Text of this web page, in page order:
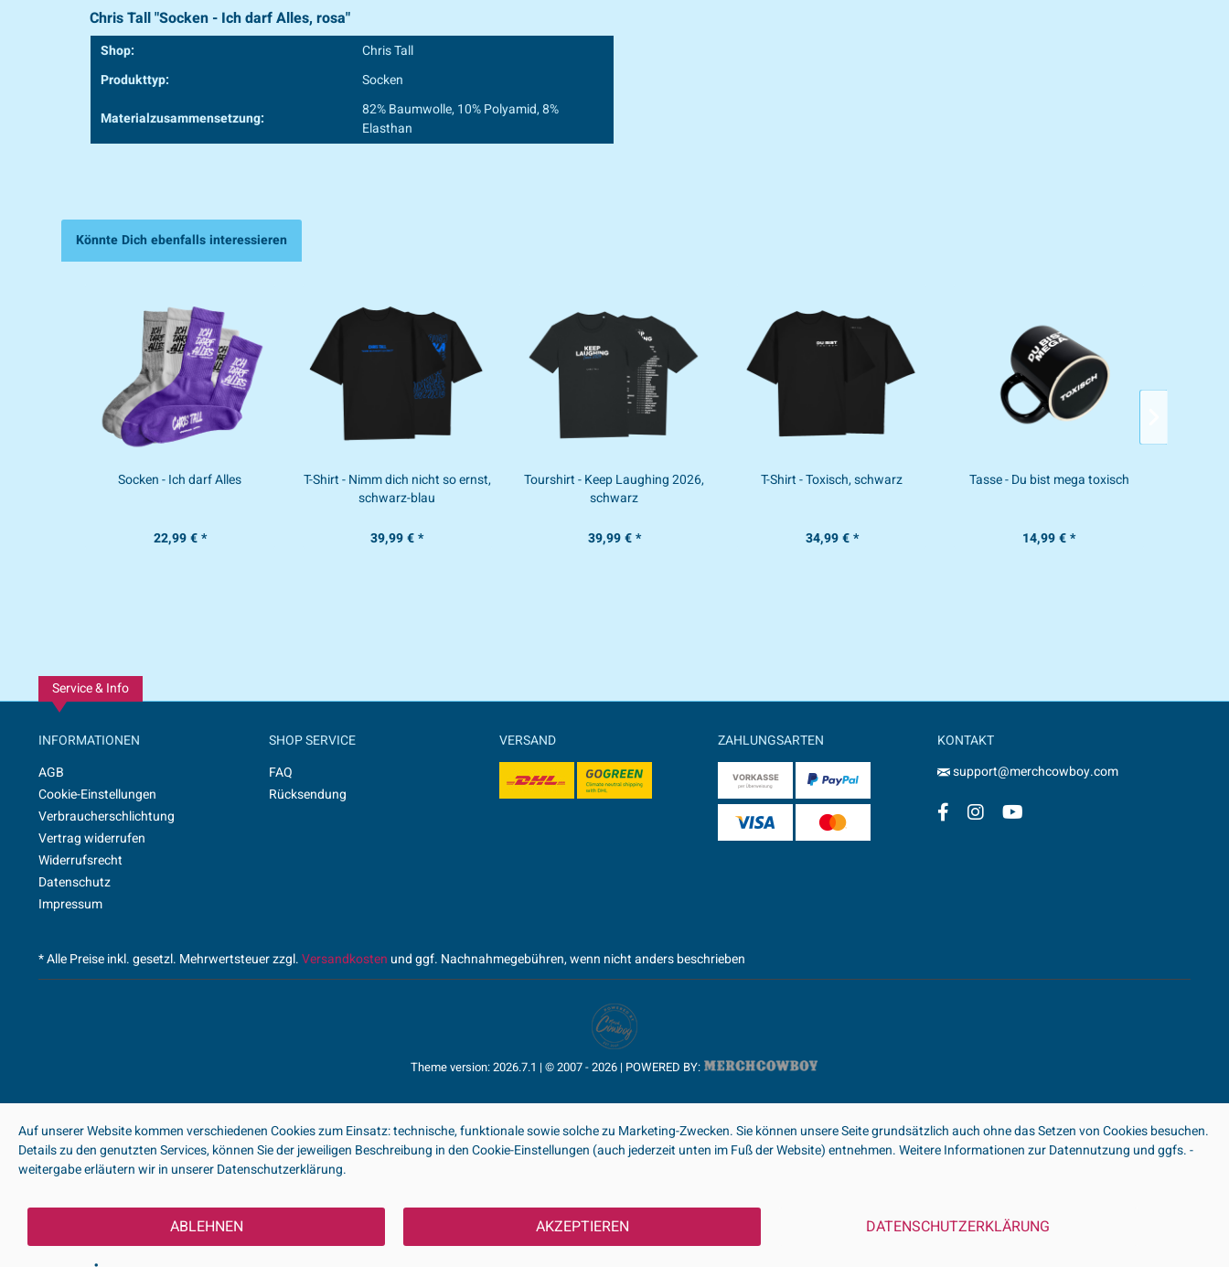
Chris Tall "Socken - Ich darf Alles, rosa"
Shop:
Chris Tall
Produkttyp:
Socken
Materialzusammensetzung:
82% Baumwolle, 10% Polyamid, 8%
Elasthan
Könnte Dich ebenfalls interessieren
Socken - Ich darf Alles
22,99 € *
T-Shirt - Nimm dich nicht so ernst,
schwarz-blau
39,99 € *
Tourshirt - Keep Laughing 2026,
schwarz
39,99 € *
T-Shirt - Toxisch, schwarz
34,99 € *
Tasse - Du bist mega toxisch
14,99 € *
Service & Info
INFORMATIONEN
AGB
Cookie-Einstellungen
Verbraucherschlichtung
Vertrag widerrufen
Widerrufsrecht
Datenschutz
Impressum
SHOP SERVICE
FAQ
Rücksendung
VERSAND ZAHLUNGSARTEN
KONTAKT
support@merchcowboy.com
* Alle Preise inkl. gesetzl. Mehrwertsteuer zzgl.Versandkosten und ggf. Nachnahmegebühren, wenn nicht anders beschrieben
Theme version: 2026.7.1 | © 2007 - 2026 | POWERED BY:
Auf unserer Website kommen verschiedenen Cookies zum Einsatz: technische, funktionale sowie solche zu Marketing-Zwecken. Sie können unsere Seite grundsätzlich auch ohne das Setzen von Cookies besuchen.
Details zu den genutzten Services, können Sie der jeweiligen Beschreibung in den Cookie-Einstellungen (auch jederzeit unten im Fuß der Website) entnehmen. Weitere Informationen zur Datennutzung und ggfs. -
weitergabe erläutern wir in unserer Datenschutzerklärung.
ABLEHNEN AKZEPTIEREN DATENSCHUTZERKLÄRUNG